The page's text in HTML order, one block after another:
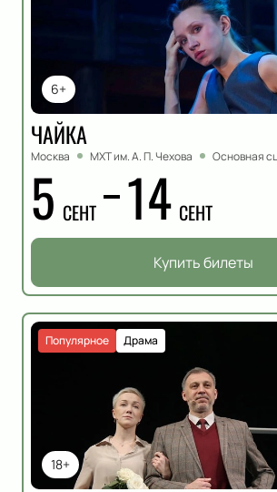
6+
ЧАЙКА
Москва МХТ им. А. П. Чехова Основная
5 СЕНТ 14 СЕНТ
Купить билеты
18+
Драма
Популярное